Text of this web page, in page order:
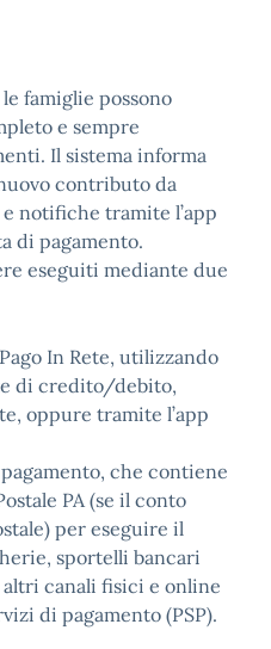
famiglie possono
e sempre
Il sistema informa
contributo da
notifiche tramite l’app
di pagamento.
eseguiti mediante due
In Rete, utilizzando
di credito/debito,
oppure tramite l’app
che contiene
PA (se il conto
per eseguire il
sportelli bancari
canali fisici e online
di pagamento (PSP).